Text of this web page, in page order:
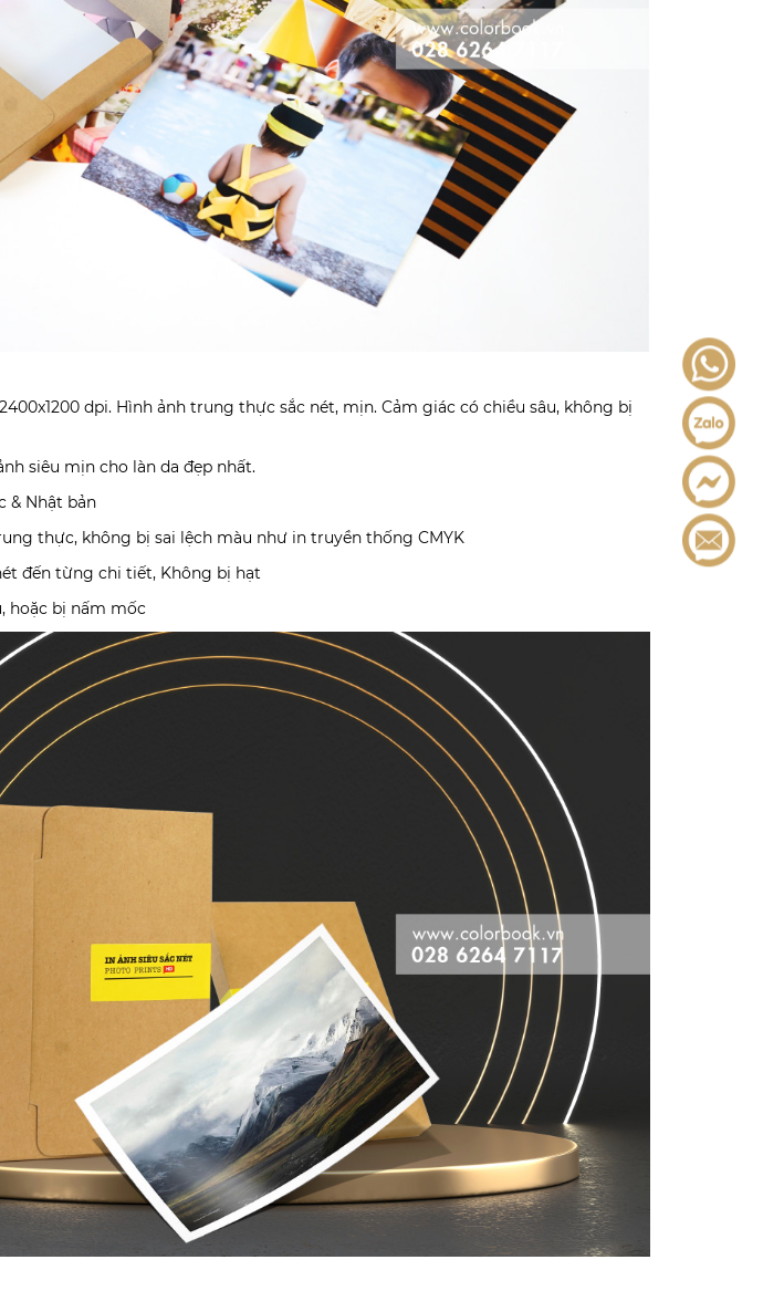
dpi. Hình ảnh trung thực sắc nét, mịn. Cảm giác có chiều sâu, không bị
siêu mịn cho làn da đẹp nhất.
& Nhật bản
thực, không bị sai lệch màu như in truyền thống CMYK
đến từng chi tiết, Không bị hạt
hoặc bị nấm mốc